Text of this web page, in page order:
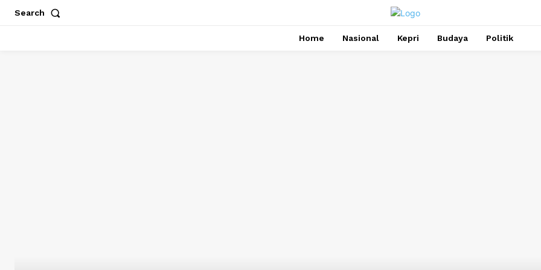
Search
Home Nasional Kepri Budaya Politik